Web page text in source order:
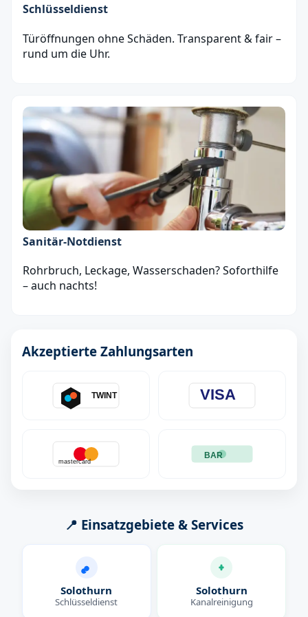
Schlüsseldienst
Türöffnungen ohne Schäden. Transparent & fair –
rund um die Uhr.
Sanitär‑Notdienst
Rohrbruch, Leckage, Wasserschaden? Soforthilfe
– auch nachts!
Akzeptierte Zahlungsarten
TWINT VISA
mastercard
BAR
📍 Einsatzgebiete & Services
Solothurn
Schlüsseldienst
Solothurn
Kanalreinigung